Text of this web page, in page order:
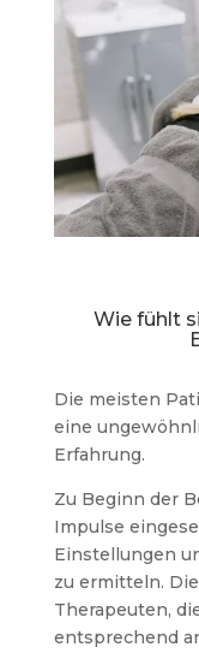
Wie fühlt
Die meisten
eine
Erfahrung.
Zu Beginn der
Impulse
Einstellungen
zu ermitteln.
Therapeuten,
entsprechend